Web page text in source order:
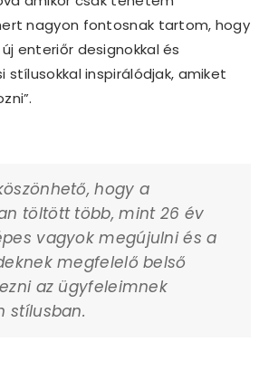
nagyon fontosnak tartom, hogy
enteriőr designokkal és
stílusokkal inspirálódjak, amiket
hogy a
töltött több, mint 26 év
vagyok megújulni és a
megfelelő belső
az ügyfeleimnek
stílusban.